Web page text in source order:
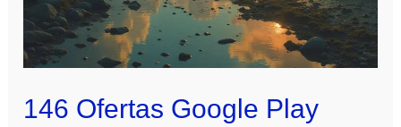
146 Ofertas Google Play